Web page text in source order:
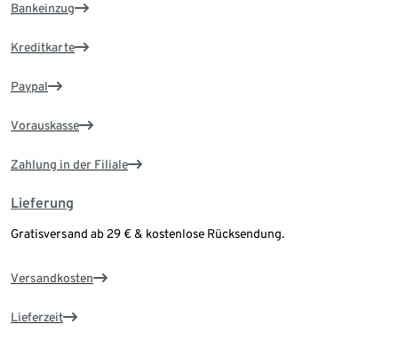
Bankeinzug
Kreditkarte
Paypal
Vorauskasse
Zahlung in der Filiale
Lieferung
Gratisversand ab 29 € & kostenlose Rücksendung.
Versandkosten
Lieferzeit